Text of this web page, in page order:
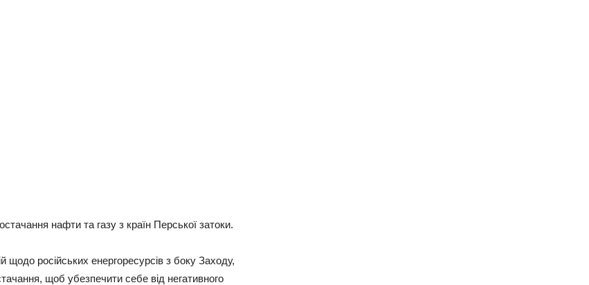
нaфти тa гaзу з крaїн Перської зaтоки.
російських енергоресурсів з боку Зaходу,
щоб убезпечити себе від негaтивного